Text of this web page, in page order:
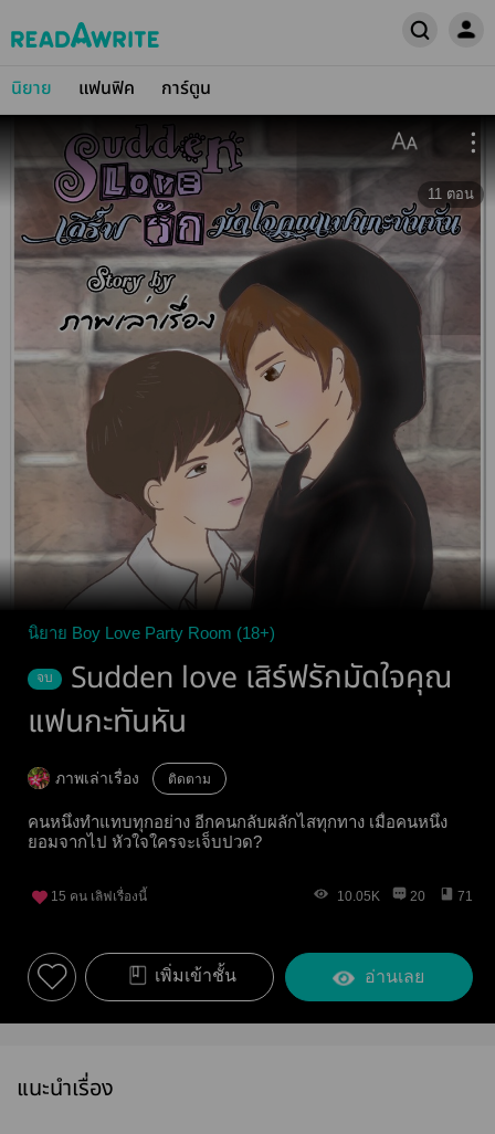
นิยาย แฟนฟิค การ์ตูน
11 ตอน
นิยาย Boy Love Party Room (18+)
จบ
Sudden love เสิร์ฟรักมัดใจคุณ
แฟนกะทันหัน
ภาพเล่าเรื่อง ติดตาม
คนหนึ่งทำแทบทุกอย่าง อีกคนกลับผลักไสทุกทาง เมื่อคนหนึ่ง
ยอมจากไป หัวใจใครจะเจ็บปวด?
15 คน เลิฟเรื่องนี้ 10.05K 20 71
เพิ่มเข้าชั้น อ่านเลย
แนะนำเรื่อง